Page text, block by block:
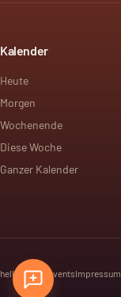
Kalender
Heute
Morgen
Wochenende
Diese Woche
Ganzer Kalender
hello@dayt.eventsImpressum